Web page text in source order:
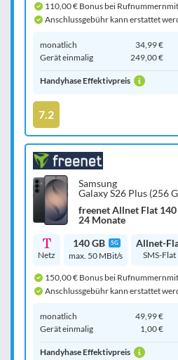
110,00 € Bonus bei
Anschlussgebühr kann erstattet
monatlich
34,99 €
Gerät einmalig
249,00 €
Handyhase Effektivpreis
7.2
Samsung
Galaxy S26 Plus (256
freenet Allnet Flat 140
24 Monate
Netz
140 GB 5G
max. 50 MBit/s
Allnet-
SMS-Flat
150,00 € Bonus bei
Anschlussgebühr kann erstattet
monatlich
49,99 €
Gerät einmalig
1,00 €
Handyhase Effektivpreis